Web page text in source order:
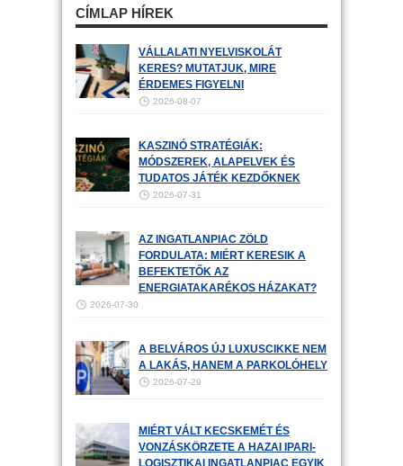
CÍMLAP HÍREK
VÁLLALATI NYELVISKOLÁT
KERES? MUTATJUK, MIRE
ÉRDEMES FIGYELNI
2026-08-07
KASZINÓ STRATÉGIÁK:
MÓDSZEREK, ALAPELVEK ÉS
TUDATOS JÁTÉK KEZDŐKNEK
2026-07-31
AZ INGATLANPIAC ZÖLD
FORDULATA: MIÉRT KERESIK A
BEFEKTETŐK AZ
ENERGIATAKARÉKOS HÁZAKAT?
2026-07-30
A BELVÁROS ÚJ LUXUSCIKKE NEM
A LAKÁS, HANEM A PARKOLÓHELY
2026-07-29
MIÉRT VÁLT KECSKEMÉT ÉS
VONZÁSKÖRZETE A HAZAI IPARI-
LOGISZTIKAI INGATLANPIAC EGYIK